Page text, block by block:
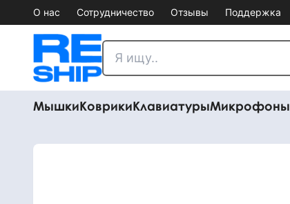
О нас Сотрудничество Отзывы Поддержка
МышкиКоврикиКлавиатурыМикрофоны